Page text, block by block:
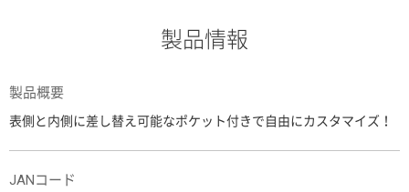
製品情報
製品概要
表側と内側に差し替え可能なポケット付きで自由にカスタマイズ！
JANコード